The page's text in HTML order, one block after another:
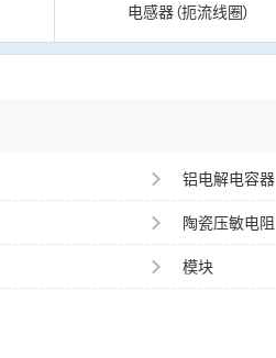
电感器（扼流线圈）
铝电解电容器
陶瓷压敏电阻
模块